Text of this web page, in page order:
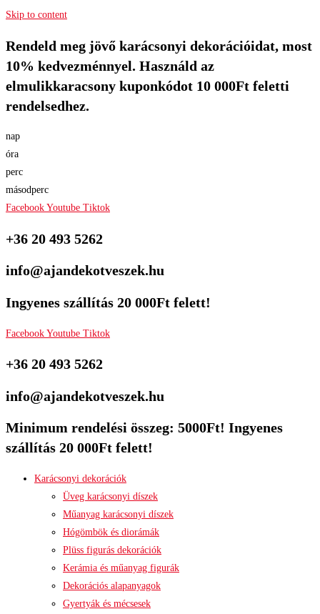
Skip to content
Rendeld meg jövő karácsonyi dekorációidat, most
10% kedvezménnyel. Használd az
elmulikkaracsony kuponkódot 10 000Ft feletti
rendelsedhez.
nap
óra
perc
másodperc
Facebook Youtube Tiktok
+36 20 493 5262
info@ajandekotveszek.hu
Ingyenes szállítás 20 000Ft felett!
Facebook Youtube Tiktok
+36 20 493 5262
info@ajandekotveszek.hu
Minimum rendelési összeg: 5000Ft! Ingyenes
szállítás 20 000Ft felett!
Karácsonyi dekorációk
Üveg karácsonyi díszek
Műanyag karácsonyi díszek
Hógömbök és diorámák
Plüss figurás dekorációk
Kerámia és műanyag figurák
Dekorációs alapanyagok
Gyertyák és mécsesek